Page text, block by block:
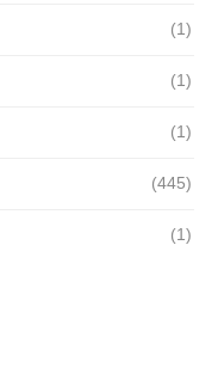
(1)
(1)
(1)
(445)
(1)